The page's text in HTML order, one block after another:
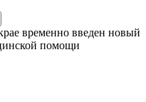
временно введен новый
помощи